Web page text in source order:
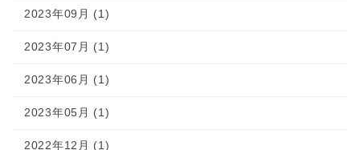
2023年09月 (1)
2023年07月 (1)
2023年06月 (1)
2023年05月 (1)
2022年12月 (1)